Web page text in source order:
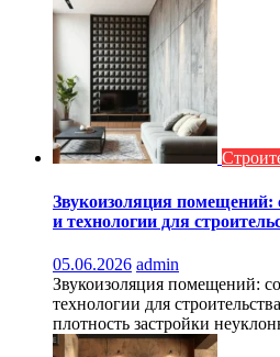
Звукоизоляция
и технологии для
05.06.2026 admin
Звукоизоляция помещений:
технологии для
плотность застройки